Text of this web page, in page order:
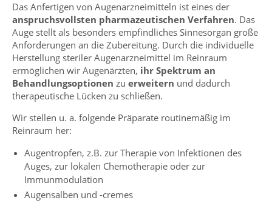
Das Anfertigen von Augenarzneimitteln ist eines der
anspruchsvollsten pharmazeutischen Verfahren. Das
Auge stellt als besonders empfindliches Sinnesorgan große
Anforderungen an die Zubereitung. Durch die individuelle
Herstellung steriler Augenarzneimittel im Reinraum
ermöglichen wir Augenärzten, ihr Spektrum an
Behandlungsoptionen zu erweitern und dadurch
therapeutische Lücken zu schließen.
Wir stellen u. a. folgende Präparate routinemäßig im
Reinraum her:
Augentropfen, z.B. zur Therapie von Infektionen des
Auges, zur lokalen Chemotherapie oder zur
Immunmodulation
Augensalben und -cremes